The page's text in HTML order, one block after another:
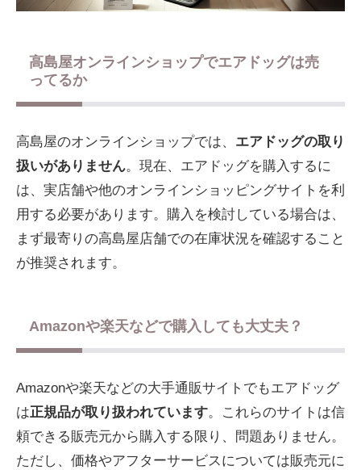
高島屋オンラインショップでエアドッグは売
ってるか
高島屋のオンラインショップでは、 エアドッグの取り
扱いがありません。現在、エアドッグを購入するに
は、実店舗や他のオンラインショッピングサイトを利
用する必要があります。購入を検討している場合は、
まず最寄りの高島屋店舗での在庫状況を確認すること
が推奨されます。
Amazonや楽天などで購入しても大丈夫？
Amazonや楽天などの大手通販サイトでもエアドッグ
は正規品が取り扱われています。これらのサイトは信
頼できる販売元から購入する限り、問題ありません。
ただし、価格やアフターサービスについては販売元に